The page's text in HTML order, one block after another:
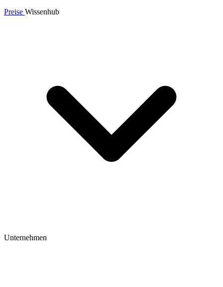
Preise Wissenhub
Unternehmen